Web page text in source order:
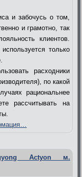
и забочусь о том,
и грамотно, так
клиентов.
только
расходники
по какой
рациональнее
рассчитывать на
Actyon м.